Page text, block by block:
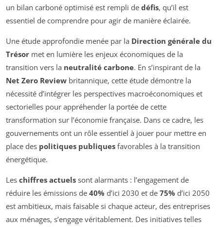
un bilan carboné optimisé est rempli de défis, qu’il est
essentiel de comprendre pour agir de manière éclairée.
Une étude approfondie menée par la Direction générale du
Trésor met en lumière les enjeux économiques de la
transition vers la neutralité carbone. En s’inspirant de la
Net Zero Review britannique, cette étude démontre la
nécessité d’intégrer les perspectives macroéconomiques et
sectorielles pour appréhender la portée de cette
transformation sur l’économie française. Dans ce cadre, les
gouvernements ont un rôle essentiel à jouer pour mettre en
place des politiques publiques favorables à la transition
énergétique.
Les chiffres actuels sont alarmants : l’engagement de
réduire les émissions de 40% d’ici 2030 et de 75% d’ici 2050
est ambitieux, mais faisable si chaque acteur, des entreprises
aux ménages, s’engage véritablement. Des initiatives telles